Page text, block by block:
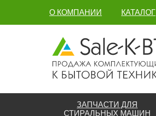
О КОМПАНИИ КАТАЛОГ
ЗАПЧАСТИ ДЛЯ
СТИРАЛЬНЫХ МАШИН